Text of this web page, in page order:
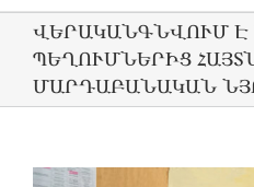
ՎԵՐԱԿԱՆԳՆՎՈՒՄ Է
ՊԵՂՈՒՄՆԵՐԻՑ
ՄԱՐԴԱԲԱՆԱԿԱՆ
View